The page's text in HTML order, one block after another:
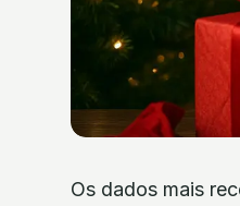
Os dados mais